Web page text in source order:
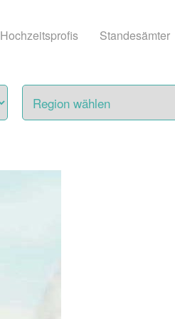
Hochzeitsprofis Standesämter